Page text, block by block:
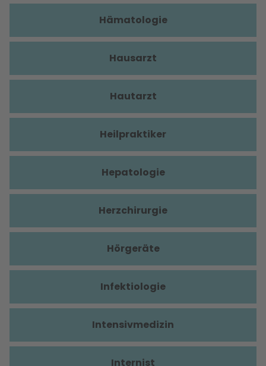
Hämatologie
Hausarzt
Hautarzt
Heilpraktiker
Hepatologie
Herzchirurgie
Hörgeräte
Infektiologie
Intensivmedizin
Internist